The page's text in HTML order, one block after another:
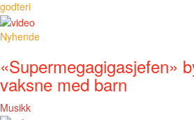
godteri
Nyhende
«Supermegagigasjefen»
vaksne med barn
Musikk